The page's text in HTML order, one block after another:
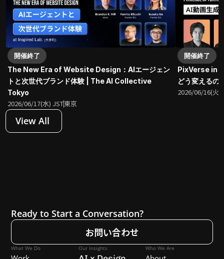
開催終了
The New Era of Website Design：AIエージェン
トと次世代ブランド体験 | The AI Collective
Tokyo
2026/06/17(水) JST東京
開催終了
PixVerse in
どう変える
2026/06/16(火)
View All
Ready to Start a Conversation?
お問い合わせ
What We Do Our Insights Who We Are